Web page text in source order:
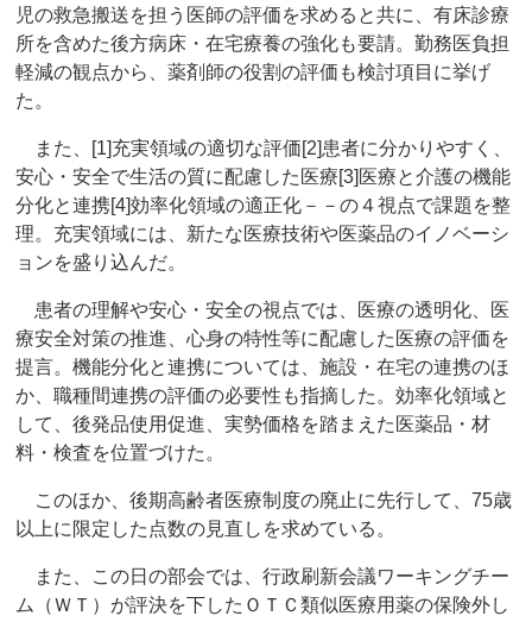
児の救急搬送を担う医師の評価を求めると共に、有床診療
所を含めた後方病床・在宅療養の強化も要請。勤務医負担
軽減の観点から、薬剤師の役割の評価も検討項目に挙げ
た。
また、[1]充実領域の適切な評価[2]患者に分かりやすく、
安心・安全で生活の質に配慮した医療[3]医療と介護の機能
分化と連携[4]効率化領域の適正化－－の４視点で課題を整
理。充実領域には、新たな医療技術や医薬品のイノベーシ
ョンを盛り込んだ。
患者の理解や安心・安全の視点では、医療の透明化、医
療安全対策の推進、心身の特性等に配慮した医療の評価を
提言。機能分化と連携については、施設・在宅の連携のほ
か、職種間連携の評価の必要性も指摘した。効率化領域と
して、後発品使用促進、実勢価格を踏まえた医薬品・材
料・検査を位置づけた。
このほか、後期高齢者医療制度の廃止に先行して、75歳
以上に限定した点数の見直しを求めている。
また、この日の部会では、行政刷新会議ワーキングチー
ム（ＷＴ）が評決を下したＯＴＣ類似医療用薬の保険外し